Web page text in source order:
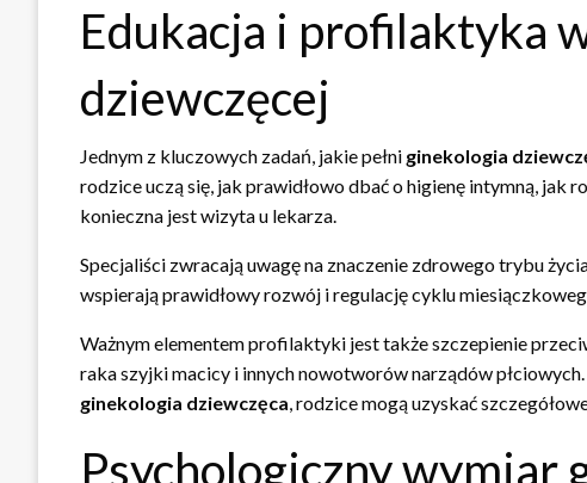
Edukacja i profilaktyka
dziewczęcej
Jednym z kluczowych zadań, jakie pełni ginekologia
rodzice uczą się, jak prawidłowo dbać o higienę intymną, jak
konieczna jest wizyta u lekarza.
Specjaliści zwracają uwagę na znaczenie zdrowego trybu
wspierają prawidłowy rozwój i regulację cyklu
Ważnym elementem profilaktyki jest także szczepienie
raka szyjki macicy i innych nowotworów narządów
ginekologia dziewczęca, rodzice mogą uzyskać
Psychologiczny wymiar